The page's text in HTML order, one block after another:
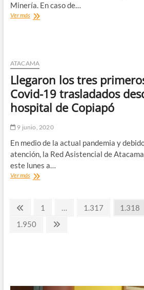
Minería. En caso de…
Ver másPequeños
los
fondos
PAMMA
hasta
el
miércoles
17
de
ATACAMA
Llegaron los tres
Covid-19 trasladados
hospital de Copiapó
9 junio, 2020
En medio de la actual pandemia y
atención, la Red Asistencial de
este lunes a…
Ver másLlegaron
pacientes
Covid-
de
Paginación
de
PáginaPágina
1 … Página
1.317 Página
1.318
Página
1.950
Página